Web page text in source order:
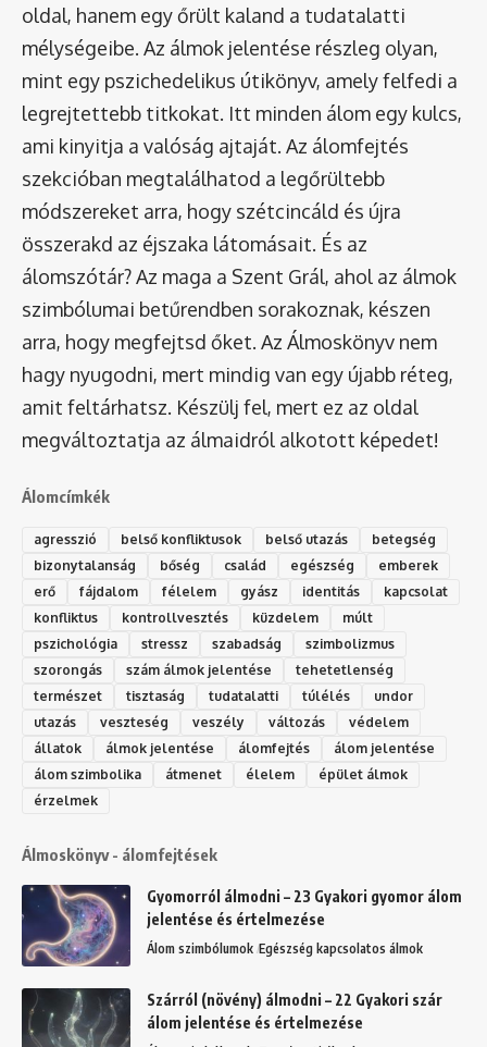
oldal, hanem egy őrült kaland a tudatalatti
mélységeibe. Az álmok jelentése részleg olyan,
mint egy pszichedelikus útikönyv, amely felfedi a
legrejtettebb titkokat. Itt minden álom egy kulcs,
ami kinyitja a valóság ajtaját. Az álomfejtés
szekcióban megtalálhatod a legőrültebb
módszereket arra, hogy szétcincáld és újra
összerakd az éjszaka látomásait. És az
álomszótár? Az maga a Szent Grál, ahol az álmok
szimbólumai betűrendben sorakoznak, készen
arra, hogy megfejtsd őket. Az Álmoskönyv nem
hagy nyugodni, mert mindig van egy újabb réteg,
amit feltárhatsz. Készülj fel, mert ez az oldal
megváltoztatja az álmaidról alkotott képedet!
Álomcímkék
agresszió belső konfliktusok belső utazás
betegség
bizonytalanság
bőség család egészség
emberek
erő
fájdalom félelem gyász identitás
kapcsolat
konfliktus
kontrollvesztés küzdelem
múlt
pszichológia
stressz szabadság
szimbolizmus
szorongás
szám álmok jelentése
tehetetlenség
természet
tisztaság tudatalatti túlélés
undor
utazás
veszteség veszély változás
védelem
állatok
álmok jelentése álomfejtés
álom jelentése
álom szimbolika
átmenet élelem
épület álmok
érzelmek
Álmoskönyv - álomfejtések
Gyomorról álmodni – 23 Gyakori gyomor álom
jelentése és értelmezése
Álom szimbólumok Egészség kapcsolatos álmok
Szárról (növény) álmodni – 22 Gyakori szár
álom jelentése és értelmezése